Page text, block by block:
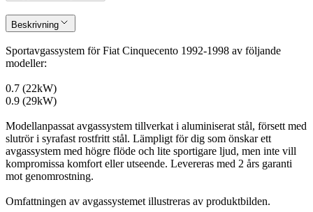
Beskrivning
Sportavgassystem för Fiat Cinquecento 1992-1998 av följande
modeller:
0.7 (22kW)
0.9 (29kW)
Modellanpassat avgassystem tillverkat i aluminiserat stål, försett med
slutrör i syrafast rostfritt stål. Lämpligt för dig som önskar ett
avgassystem med högre flöde och lite sportigare ljud, men inte vill
kompromissa komfort eller utseende. Levereras med 2 års garanti
mot genomrostning.
Omfattningen av avgassystemet illustreras av produktbilden.